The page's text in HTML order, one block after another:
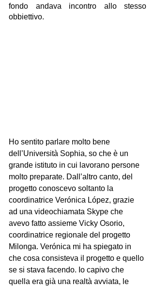
fondo andava incontro allo stesso
obbiettivo.
Ho sentito parlare molto bene
dell’Università Sophia, so che è un
grande istituto in cui lavorano persone
molto preparate. Dall’altro canto, del
progetto conoscevo soltanto la
coordinatrice Verónica López, grazie
ad una videochiamata Skype che
avevo fatto assieme Vicky Osorio,
coordinatrice regionale del progetto
Milonga. Verónica mi ha spiegato in
che cosa consisteva il progetto e quello
se si stava facendo. Io capivo che
quella era già una realtà avviata, le